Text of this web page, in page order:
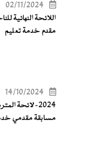
02/11/2024
مقدم خدمة تعليم
14/10/2024
2024-لائحة
مسابقة مقدمي